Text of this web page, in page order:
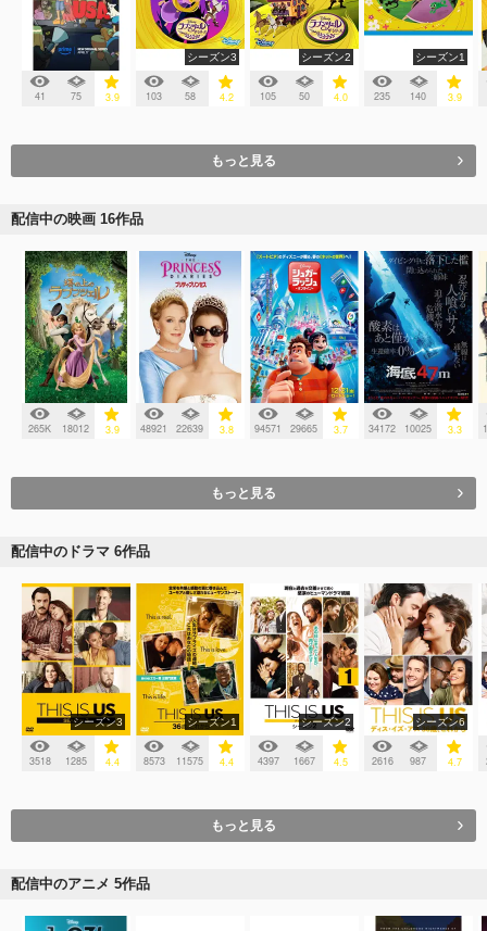
41 75 3.9
シーズン3
103 58 4.2
シーズン2
105 50 4.0
シーズン1
235 140 3.9
もっと見る
配信中の映画 16作品
265K 18012 3.9 48921 22639 3.8 94571 29665 3.7 34172 10025 3.3
もっと見る
配信中のドラマ 6作品
シーズン3
3518 1285 4.4
シーズン1
8573 11575 4.4
シーズン2
4397 1667 4.5
シーズン6
2616 987 4.7
もっと見る
配信中のアニメ 5作品